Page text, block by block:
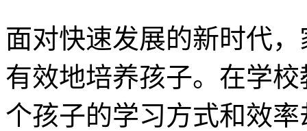
面对快速发展的新时代
有效地培养孩子。在学
个孩子的学习方式和效